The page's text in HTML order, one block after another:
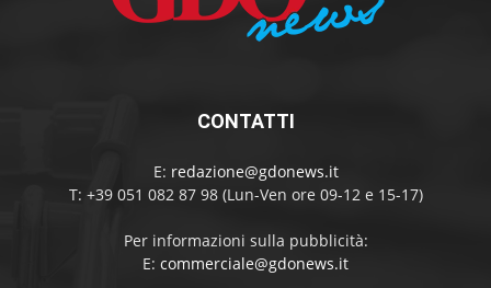
CONTATTI
E: redazione@gdonews.it
T: +39 051 082 87 98 (Lun-Ven ore 09-12 e 15-17)
Per informazioni sulla pubblicità:
E: commerciale@gdonews.it